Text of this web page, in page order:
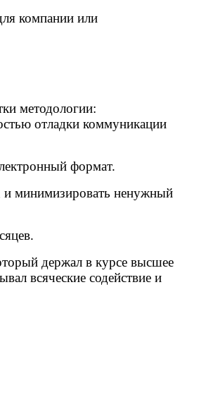
компании или
методологии:
отладки коммуникации
формат.
и минимизировать ненужный
держал в курсе высшее
всяческие содействие и